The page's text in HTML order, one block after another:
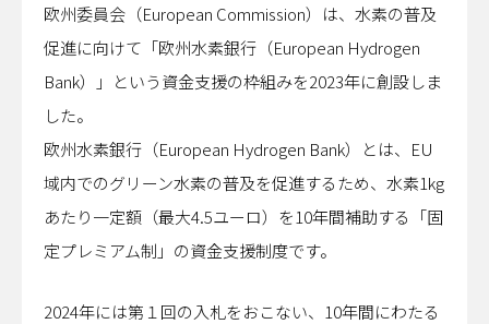
欧州委員会（European Commission）は、水素の普及
促進に向けて「欧州水素銀行（European Hydrogen
Bank）」という資金支援の枠組みを2023年に創設しま
した。
欧州水素銀行（European Hydrogen Bank）とは、EU
域内でのグリーン水素の普及を促進するため、水素1kg
あたり一定額（最大4.5ユーロ）を10年間補助する「固
定プレミアム制」の資金支援制度です。
2024年には第１回の入札をおこない、10年間にわたる